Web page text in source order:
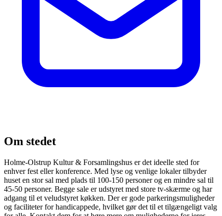
Om stedet
Holme-Olstrup Kultur & Forsamlingshus er det ideelle sted for
enhver fest eller konference. Med lyse og venlige lokaler tilbyder
huset en stor sal med plads til 100-150 personer og en mindre sal til
45-50 personer. Begge sale er udstyret med store tv-skærme og har
adgang til et veludstyret køkken. Der er gode parkeringsmuligheder
og faciliteter for handicappede, hvilket gør det til et tilgængeligt valg